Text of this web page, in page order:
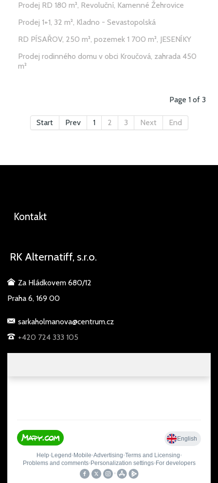
Prodej RD 180 m², Revoluční, Kamenné Žehrovice
Prodej 1+1, 32 m², Kladno - Sevastopolská
RD PÍSAŘOV, 250 m², pozemek 1 700 m², JESENÍKY
Prodej rodinného domu v obci Kroučová, zahrada 450
m²
Page 1 of 3
Start Prev 1 2 3 Next End
Kontakt
RK Alternatiff, s.r.o.
Za Hládkovem 680/12
Praha 6, 169 00
sarkaholmanova@centrum.cz
+420 724 333 105